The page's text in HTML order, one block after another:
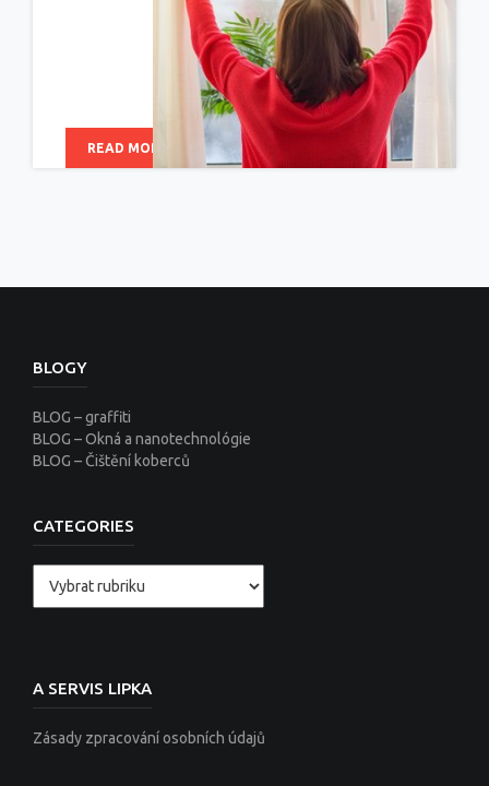
READ MORE
BLOGY
BLOG – graffiti
BLOG – Okná a nanotechnológie
BLOG – Čištění koberců
CATEGORIES
Categories
A SERVIS LIPKA
Zásady zpracování osobních údajů